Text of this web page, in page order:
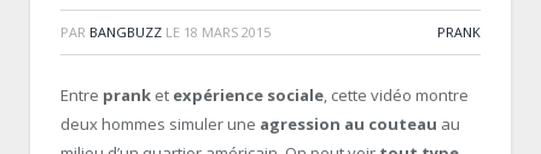
PAR BANGBUZZ LE 18 MARS 2015 PRANK
Entre prank et expérience sociale, cette vidéo montre
deux hommes simuler une agression au couteau au